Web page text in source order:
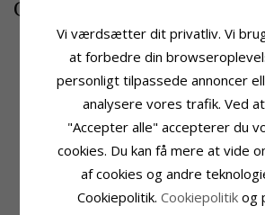
CHANTI pris
Produktinformation
Diamant
Hvidguldsring
14
Overflade:Blank
Antal:1
Slibning:
Sten:
Diamant
Carat: 0,20
Vi værdsætter dit privatliv. Vi
at forbedre din
personligt tilpassede annoncer
analysere vores trafik. Ved
"Accepter alle" accepterer du
cookies. Du kan få mere at vide
af cookies og andre
Cookiepolitik. Cookiepolitik og